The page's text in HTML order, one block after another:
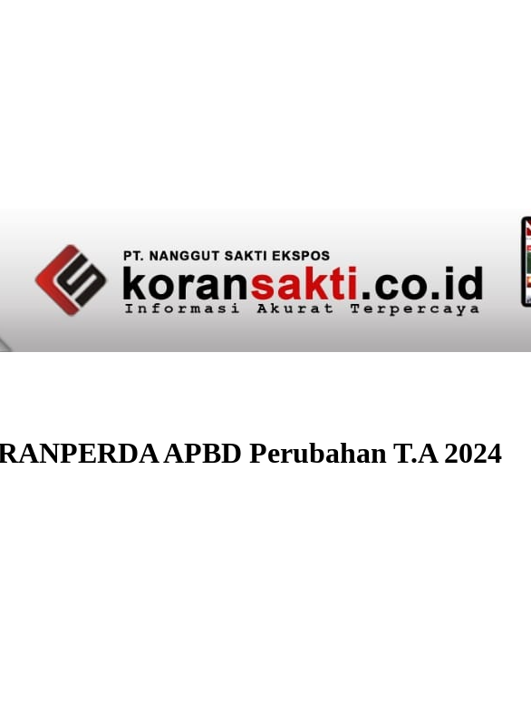
APBD Perubahan T.A 2024